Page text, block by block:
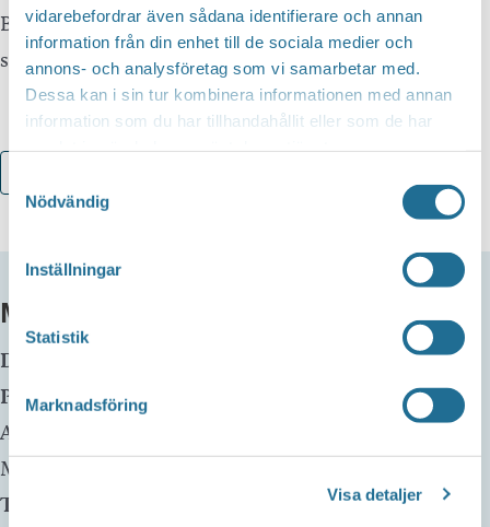
vidarebefordrar även sådana identifierare och annan
information från din enhet till de sociala medier och
annons- och analysföretag som vi samarbetar med.
Dessa kan i sin tur kombinera informationen med annan
information som du har tillhandahållit eller som de har
Nödvändig
Inställningar
Statistik
Marknadsföring
Visa detaljer
Biljetter går även att köpa på Rapps foto
samt på Kulturakademin 1 tim. innan konsert.
MER INFO
Datum:
Plats:Kulturakademin Motala
Adress:
Motala
Telefon: